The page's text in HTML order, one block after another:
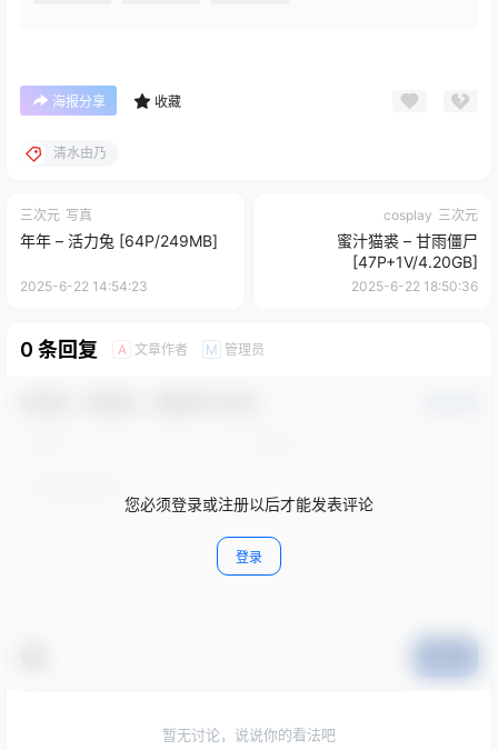
海报分享 收藏
清水由乃
三次元 写真
年年 – 活力兔 [64P/249MB]
2025-6-22 14:54:23
cosplay 三次元
蜜汁猫裘 – 甘雨僵尸
[47P+1V/4.20GB]
2025-6-22 18:50:36
0 条回复 A 文章作者 M 管理员
您必须登录或注册以后才能发表评论
登录
暂无讨论，说说你的看法吧